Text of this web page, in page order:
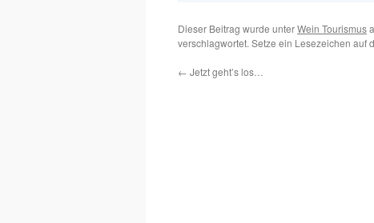
Dieser Beitrag wurde unterWein Tourismus
verschlagwortet. Setze ein Lesezeichen auf
← Jetzt geht’s los…